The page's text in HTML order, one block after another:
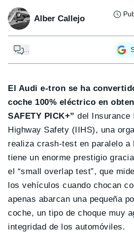
Alber Callejo
...
El Audi e-tron se ha
coche 100% eléctrico en
SAFETY PICK+” del Insurance
Highway Safety (IIHS), una
realiza crash-test en paralelo a
tiene un enorme prestigio
el “small overlap test”, que
los vehículos cuando chocan
apenas abarcan una pequeña
coche, un tipo de choque muy
integridad de los automóviles.